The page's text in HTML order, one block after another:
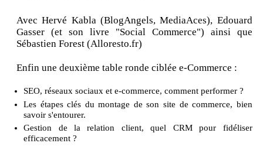
Avec Hervé Kabla (BlogAngels, MediaAces), Edouard
Gasser (et son livre "Social Commerce") ainsi que
Sébastien Forest (Alloresto.fr)
Enfin une deuxième table ronde ciblée e-Commerce :
SEO, réseaux sociaux et e-commerce, comment performer ?
Les étapes clés du montage de son site de commerce, bien
savoir s'entourer.
Gestion de la relation client, quel CRM pour fidéliser
efficacement ?